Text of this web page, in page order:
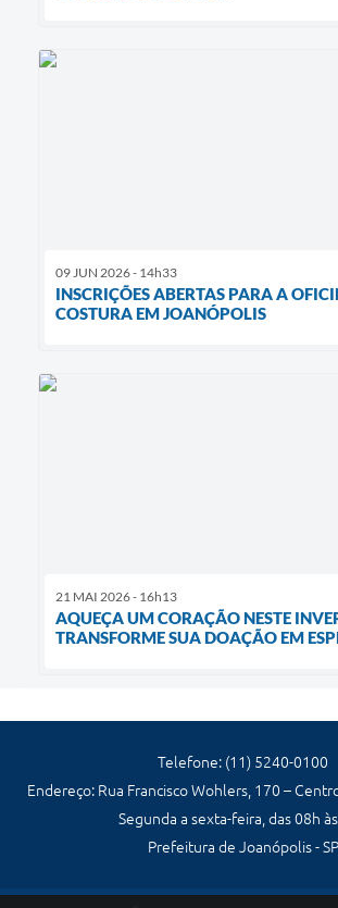
09 JUN 2026 - 14h33
INSCRIÇÕES ABERTAS PARA A
COSTURA EM JOANÓPOLIS
21 MAI 2026 - 16h13
AQUEÇA UM CORAÇÃO NESTE
TRANSFORME SUA DOAÇÃO EM
Telefone: (11) 5240-0100
Endereço: Rua Francisco Wohlers, 170 –
Segunda a sexta-feira, das 08h
Prefeitura de Joanópolis - SP